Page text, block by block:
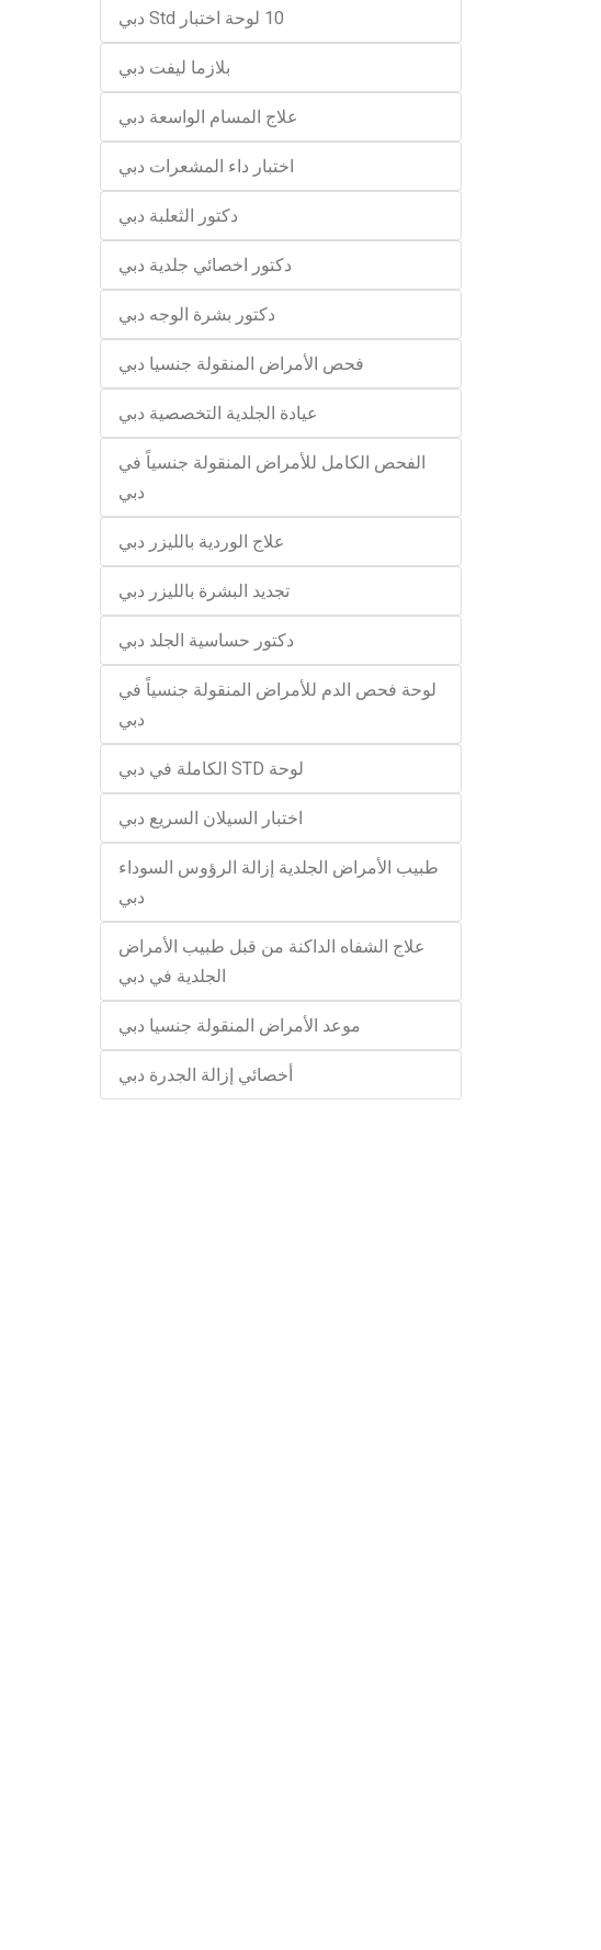
10 لوحة اختبار Std دبي
بلازما ليفت دبي
علاج المسام الواسعة دبي
اختبار داء المشعرات دبي
دكتور الثعلبة دبي
دكتور اخصائي جلدية دبي
دكتور بشرة الوجه دبي
فحص الأمراض المنقولة جنسيا دبي
عيادة الجلدية التخصصية دبي
الفحص الكامل للأمراض المنقولة جنسياً في
دبي
علاج الوردية بالليزر دبي
تجديد البشرة بالليزر دبي
دكتور حساسية الجلد دبي
لوحة فحص الدم للأمراض المنقولة جنسياً في
دبي
لوحة STD الكاملة في دبي
اختبار السيلان السريع دبي
طبيب الأمراض الجلدية إزالة الرؤوس السوداء
دبي
علاج الشفاه الداكنة من قبل طبيب الأمراض
الجلدية في دبي
موعد الأمراض المنقولة جنسيا دبي
أخصائي إزالة الجدرة دبي